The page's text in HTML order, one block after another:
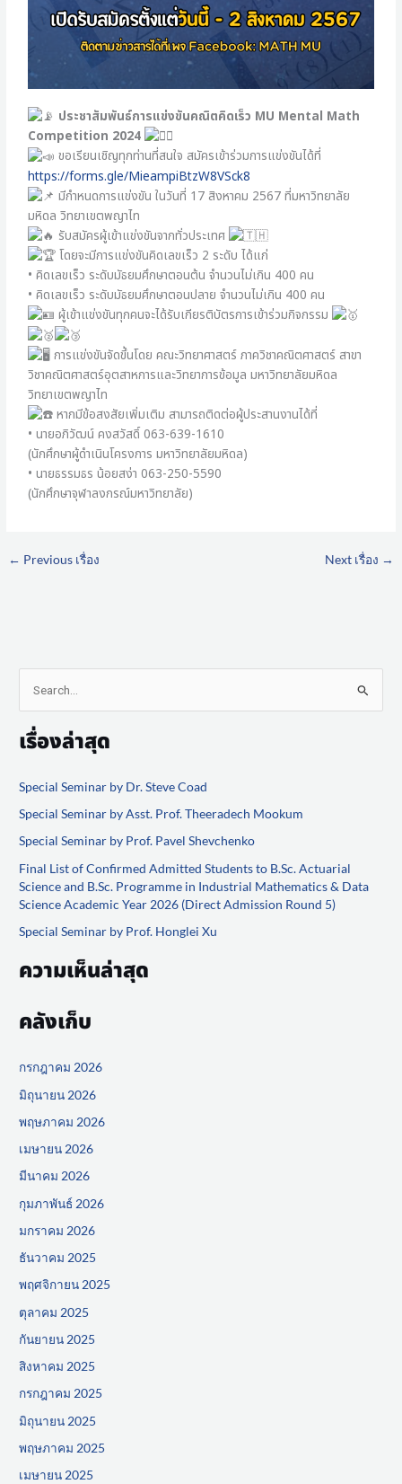
ประชาสัมพันธ์การแข่งขันคณิตคิดเร็ว MU Mental Math
Competition 2024
ขอเรียนเชิญทุกท่านที่สนใจ สมัครเข้าร่วมการแข่งขันได้ที่
https://forms.gle/MieampiBtzW8VSck8
มีกำหนดการแข่งขัน ในวันที่ 17 สิงหาคม 2567 ที่มหาวิทยาลัย
มหิดล วิทยาเขตพญาไท
รับสมัครผู้เข้าแข่งขันจากทั่วประเทศ
โดยจะมีการแข่งขันคิดเลขเร็ว 2 ระดับ ได้แก่
• คิดเลขเร็ว ระดับมัธยมศึกษาตอนต้น จำนวนไม่เกิน 400 คน
• คิดเลขเร็ว ระดับมัธยมศึกษาตอนปลาย จำนวนไม่เกิน 400 คน
ผู้เข้าแข่งขันทุกคนจะได้รับเกียรติบัตรการเข้าร่วมกิจกรรม
การแข่งขันจัดขึ้นโดย คณะวิทยาศาสตร์ ภาควิชาคณิตศาสตร์ สาขา
วิชาคณิตศาสตร์อุตสาหการและวิทยาการข้อมูล มหาวิทยาลัยมหิดล
วิทยาเขตพญาไท
หากมีข้อสงสัยเพิ่มเติม สามารถติดต่อผู้ประสานงานได้ที่
• นายอภิวัฒน์ คงสวัสดิ์ 063-639-1610
(นักศึกษาผู้ดำเนินโครงการ มหาวิทยาลัยมหิดล)
• นายธรรมธร น้อยสง่า 063-250-5590
(นักศึกษาจุฬาลงกรณ์มหาวิทยาลัย)
← Previous เรื่อง Next เรื่อง →
a
c
h
f
o
r
:
เรื่องล่าสุด
Special Seminar by Dr. Steve Coad
Special Seminar by Asst. Prof. Theeradech Mookum
Special Seminar by Prof. Pavel Shevchenko
Final List of Confirmed Admitted Students to B.Sc. Actuarial
Science and B.Sc. Programme in Industrial Mathematics & Data
Science Academic Year 2026 (Direct Admission Round 5)
Special Seminar by Prof. Honglei Xu
ความเห็นล่าสุด
คลังเก็บ
กรกฎาคม 2026
มิถุนายน 2026
พฤษภาคม 2026
เมษายน 2026
มีนาคม 2026
กุมภาพันธ์ 2026
มกราคม 2026
ธันวาคม 2025
พฤศจิกายน 2025
ตุลาคม 2025
กันยายน 2025
สิงหาคม 2025
กรกฎาคม 2025
มิถุนายน 2025
พฤษภาคม 2025
เมษายน 2025